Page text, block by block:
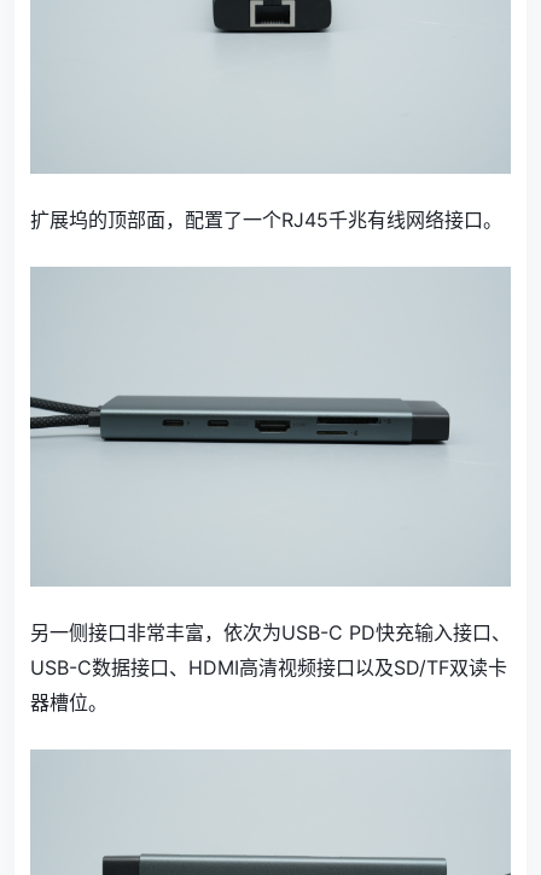
扩展坞的顶部面，配置了一个RJ45千兆有线网络接口。
另一侧接口非常丰富，依次为USB-C PD快充输入接口、
USB-C数据接口、HDMI高清视频接口以及SD/TF双读卡
器槽位。